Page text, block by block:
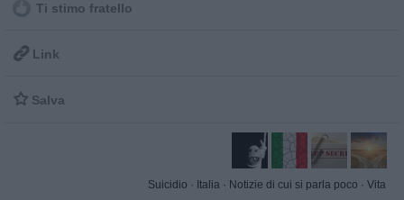
Ti stimo fratello
 Link
 Salva
Suicidio · Italia · Notizie di cui si parla poco · Vita